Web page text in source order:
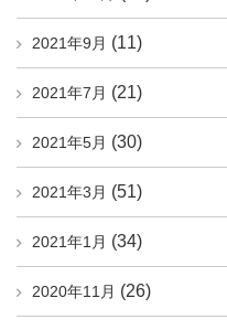
2021年9月 (11)
2021年7月 (21)
2021年5月 (30)
2021年3月 (51)
2021年1月 (34)
2020年11月 (26)